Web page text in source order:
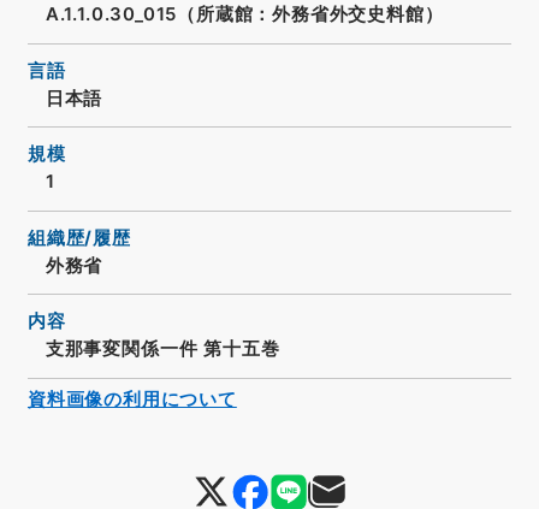
A.1.1.0.30_015（所蔵館：外務省外交史料館）
言語
日本語
規模
1
組織歴/履歴
外務省
内容
支那事変関係一件 第十五巻
資料画像の利用について